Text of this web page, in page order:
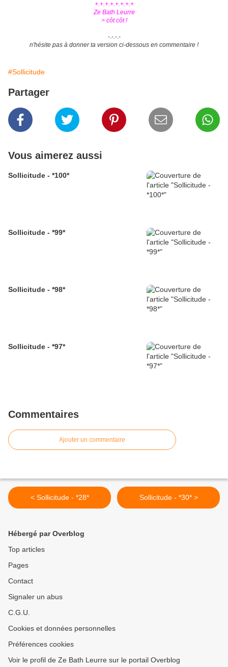
+.+.+.+.+.+.+.+
Ze Bath Leurre
> côt côt !
-.-.-.-
n'hésite pas à donner ta version ci-dessous en commentaire !
#Sollicitude
Partager
Vous aimerez aussi
Sollicitude - *100*
Sollicitude - *99*
Sollicitude - *98*
Sollicitude - *97*
Commentaires
Ajouter un commentaire
< Sollicitude - *28* Sollicitude - *30* >
Hébergé par Overblog
Top articles
Pages
Contact
Signaler un abus
C.G.U.
Cookies et données personnelles
Préférences cookies
Voir le profil de Ze Bath Leurre sur le portail Overblog